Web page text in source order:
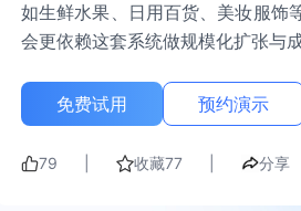
如生鲜水果、日用百货、美妆服饰
会更依赖这套系统做规模化扩张与成
免费试用 预约演示
79 收藏77 分享